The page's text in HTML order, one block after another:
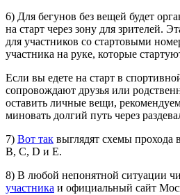
6) Для бегунов без вещей будет
на старт через зону для зрителей.
для участников со стартовыми
участника на руке, которые
Если вы едете на старт в
сопровождают друзья или
оставить личные вещи,
миновать долгий путь через
7) Вот так выглядят схемы прохода
B, C, D и E.
8) В любой непонятной ситуации
участника и официальный сайт